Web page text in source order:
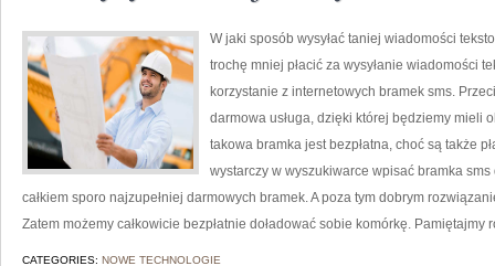
W jaki sposób wysyłać taniej wiadomości
trochę mniej płacić za wysyłanie wiadomości
korzystanie z internetowych bramek sms.
darmowa usługa, dzięki której będziemy mieli
takowa bramka jest bezpłatna, choć są także
wystarczy w wyszukiwarce wpisać bramka
całkiem sporo najzupełniej darmowych bramek. A poza tym dobrym
Zatem możemy całkowicie bezpłatnie doładować sobie komórkę. Pamiętajmy
CATEGORIES: NOWE TECHNOLOGIE